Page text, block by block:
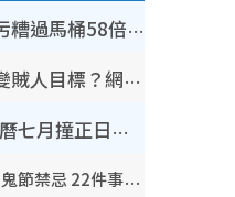
行李清潔｜車轆污糟過馬桶58倍！專家警告忌用酒精抹 教1招免污手除菌
裝修拆鐵閘隨時變賊人目標？網民揭2大關鍵用途：裝新式等於白裝？附新舊鐵閘分別
鬼門開2026｜農曆七月撞正日全食特別邪？專家警告切忌做一事！揭4大禁忌+2招保平安
鬼門開2026｜8.13鬼節禁忌 22件事唔做得！燒肉、刺身要少食？半夜勿吹口哨/打呢個電話